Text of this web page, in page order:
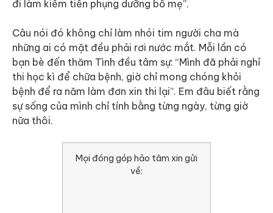
đi làm kiếm tiền phụng dưỡng bố mẹ”.
Câu nói đó không chỉ làm nhói tim người cha mà
những ai có mặt đều phải rơi nước mắt. Mỗi lần có
bạn bè đến thăm Tình đều tâm sự: “Mình đã phải nghỉ
thi học kì để chữa bệnh, giờ chỉ mong chóng khỏi
bệnh để ra năm làm đơn xin thi lại”. Em đâu biết rằng
sự sống của mình chỉ tính bằng từng ngày, từng giờ
nữa thôi.
Mọi đóng góp hảo tâm xin gửi
về: